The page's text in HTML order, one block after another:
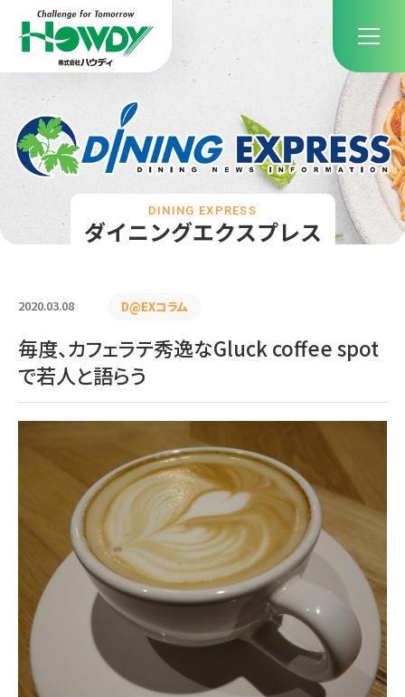
ダイニングエクスプレス
DINING EXPRESS
2020.03.08 D@EXコラム
毎度、カフェラテ秀逸なGluck coffee spot
で若人と語らう